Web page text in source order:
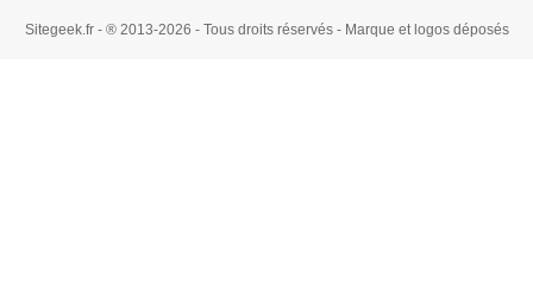
Sitegeek.fr - ® 2013-2026 - Tous droits réservés - Marque et logos déposés